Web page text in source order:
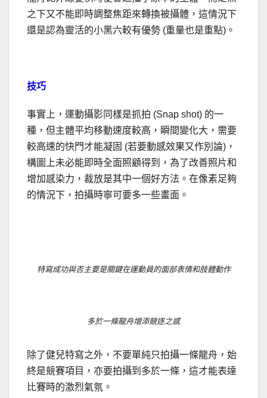
之下又不能即時調整焦距來轉換被攝體，這情況下
還是認為靈活的小黑六較有優勢 (重量也是重點)。
技巧
事實上，運動攝影同樣是抓拍 (Snap shot) 的一
種，但主體平均移動速度較高，瞬間變化大，需要
較高速的快門才能凝固 (若要動感效果又作別論)，
構圖上未必能即時全面照顧得到，為了改善照片和
增加感染力，裁放是其中一個好方法。在像素足夠
的情況下，拍攝時寧可要多一些畫面。
特寫成功與否主要是關鍵在運動員的面部表情和肢體動作
多於一條龍舟增添競逐之感
除了健兒特寫之外，不要單純只拍攝一條龍舟，始
終是競賽項目，亦要拍攝到多於一條，這才能表達
比賽時的激烈氣氛。